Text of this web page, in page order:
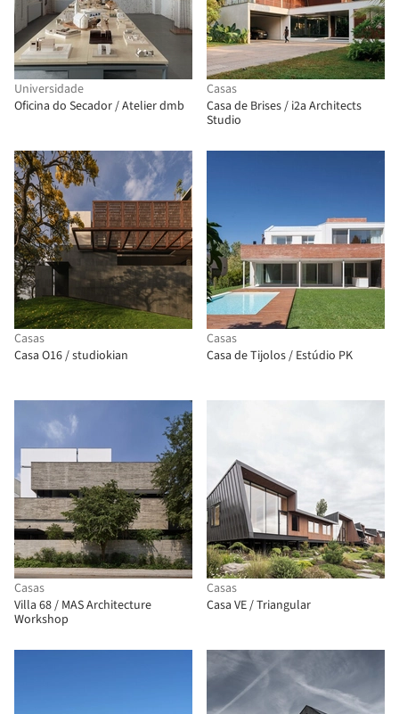
Universidade
Oficina do Secador / Atelier dmb
Casas
Casa de Brises / i2a Architects
Studio
Casas
Casa O16 / studiokian
Casas
Casa de Tijolos / Estúdio PK
Casas
Villa 68 / MAS Architecture
Workshop
Casas
Casa VE / Triangular